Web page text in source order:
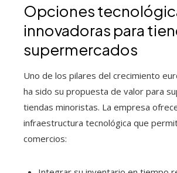
Opciones
innovadoras para
supermercados
Uno de los pilares del crecimiento
ha sido su propuesta de valor para
tiendas minoristas. La empresa
infraestructura tecnológica que
comercios: